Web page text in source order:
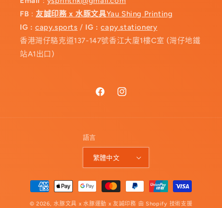
FB :友誠印務 x 水豚文具Yau Shing Printing
IG : capy.sports / IG :capy.stationery
香港灣仔駱克道137-147號香江大廈1樓C室 (灣仔地鐵
站A1出口)
FacebookInstagram
語言
繁體中文
付
款
© 2026,水豚文具 x 水豚運動 x 友誠印務 由 Shopify 技術支援